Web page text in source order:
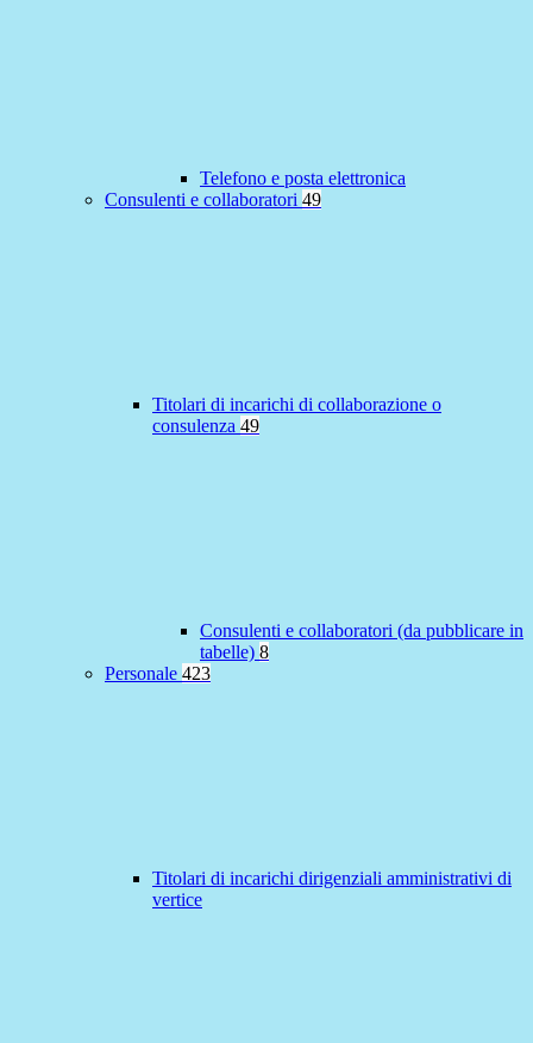
Telefono e posta elettronica
Consulenti e collaboratori 49
Titolari di incarichi di collaborazione o
consulenza 49
Consulenti e collaboratori (da pubblicare in
tabelle) 8
Personale 423
Titolari di incarichi dirigenziali amministrativi di
vertice